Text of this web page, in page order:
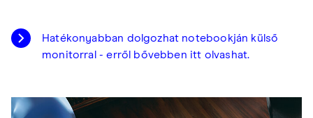
Hatékonyabban dolgozhat notebookján külső
monitorral - erről bővebben itt olvashat.